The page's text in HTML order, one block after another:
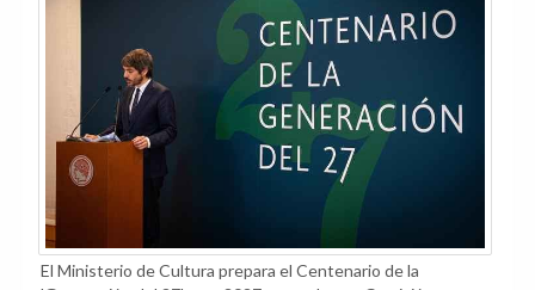
El Ministerio de Cultura prepara el Centenario de la